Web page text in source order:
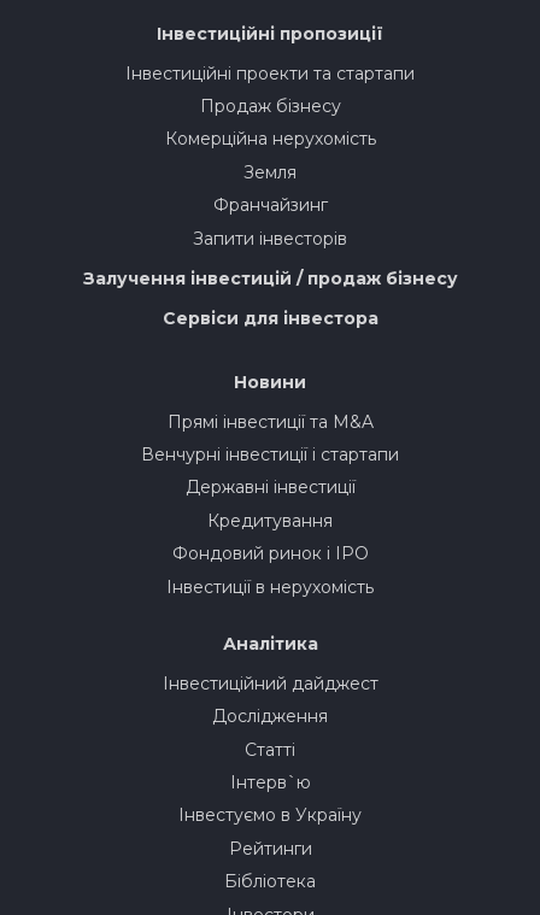
Інвестиційні пропозиції
Інвестиційні проекти та стартапи
Продаж бізнесу
Комерційна нерухомість
Земля
Франчайзинг
Запити інвесторів
Залучення інвестицій / продаж бізнесу
Сервіси для інвестора
Новини
Прямі інвестиції та M&A
Венчурні інвестиції і стартапи
Державні інвестиції
Кредитування
Фондовий ринок і IPO
Інвестиції в нерухомість
Аналітика
Інвестиційний дайджест
Дослідження
Статті
Інтерв`ю
Інвестуємо в Україну
Рейтинги
Бібліотека